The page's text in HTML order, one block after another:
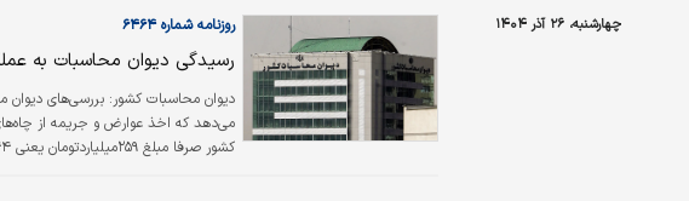
چهارشنبه، ۲۶ آذر ۱۴۰۴ روزنامه شماره ۶۴۶۴
رسیدگی دیوان محاسبات به